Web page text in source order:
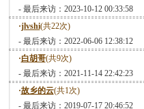
- 最后来访：2023-10-12 00:33:58
·jlvshi(共22次)
- 最后来访：2022-06-06 12:38:12
·白胡哥(共9次)
- 最后来访：2021-11-14 22:42:23
·故乡的云(共1次)
- 最后来访：2019-07-17 20:46:52